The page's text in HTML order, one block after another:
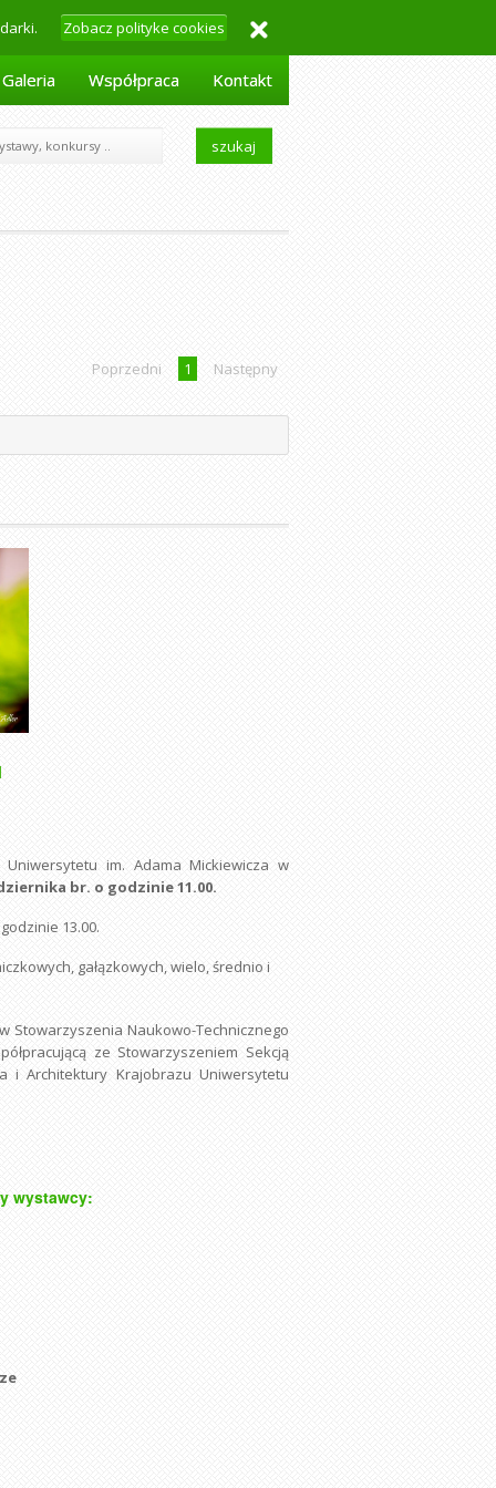
czwartek,6 sierpnia 2026
Galeria Współpraca Kontakt
szukaj
Poprzedni 1 Następny
im. Adama Mickiewicza w
br. o godzinie 11.00.
13.00.
gałązkowych, wielo, średnio i
Stowarzyszenia Naukowo-Technicznego
ze Stowarzyszeniem Sekcją
i Architektury Krajobrazu Uniwersytetu
wystawcy:
Zobacz polityke cookies